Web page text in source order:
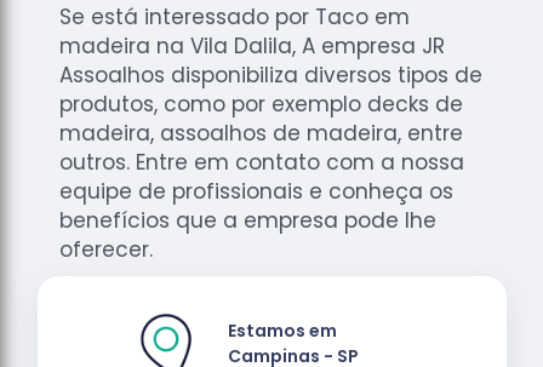
Raspagens
de Pisos
Tacos de
Madeiras
Se está interessado por Taco em
madeira na Vila Dalila, A empresa JR
Assoalhos disponibiliza diversos tipos de
produtos, como por exemplo decks de
madeira, assoalhos de madeira, entre
outros. Entre em contato com a nossa
equipe de profissionais e conheça os
benefícios que a empresa pode lhe
oferecer.
Estamos em
Campinas - SP